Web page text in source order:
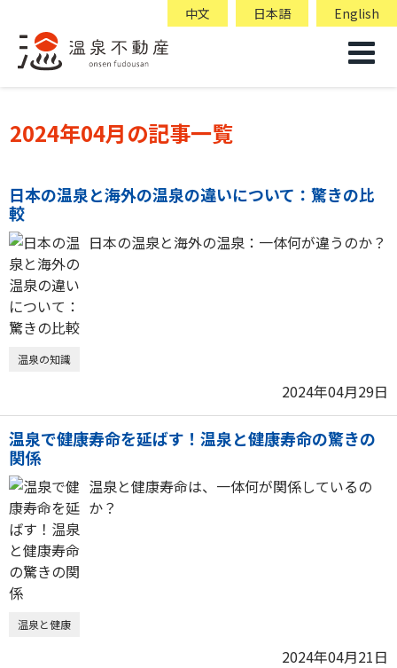
中文 日本語 English
2024年04月の記事一覧
日本の温泉と海外の温泉の違いについて：驚きの比
較
日本の温泉と海外の温泉：一体何が違うのか？
温泉の知識
2024年04月29日
温泉で健康寿命を延ばす！温泉と健康寿命の驚きの
関係
温泉と健康寿命は、一体何が関係しているの
か？
温泉と健康
2024年04月21日